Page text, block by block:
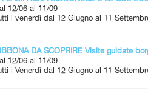
12/06 al 11/09
i venerdì dal 12 Giugno al 11
DA SCOPRIRE Visite guidate
12/06 al 11/09
i Venerdì dal 12 Giugno al 11